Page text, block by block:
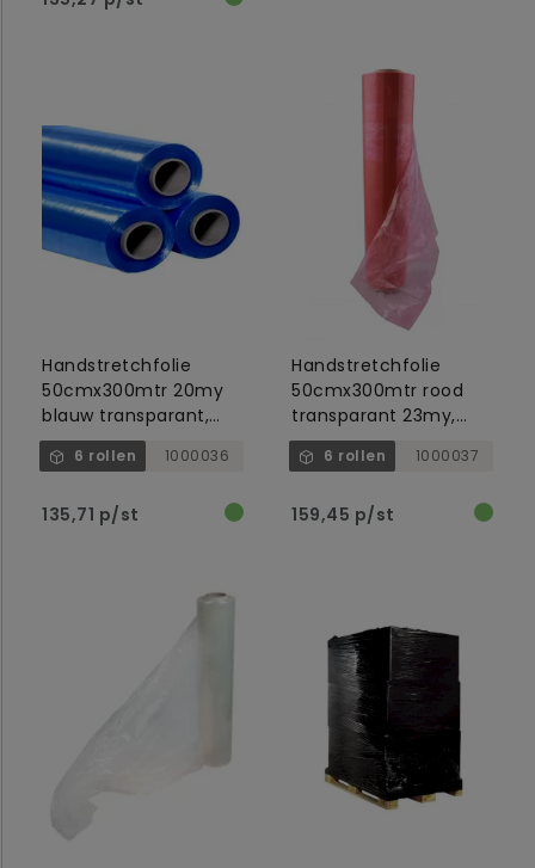
Handstretchfolie
50cmx300mtr 20my
blauw transparant,
kern 51mm, handwrap
c
6 rollen 1000036
135,71 p/st
Handstretchfolie
50cmx300mtr rood
transparant 23my,
kern 51mm, cast
6 rollen 1000037
159,45 p/st